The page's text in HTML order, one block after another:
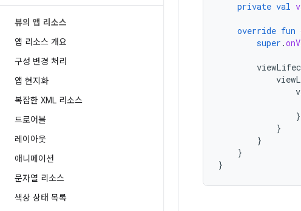
뷰의 앱 리소스
앱 리소스 개요
구성 변경 처리
앱 현지화
복잡한 XML 리소스
드로어블
레이아웃
애니메이션
문자열 리소스
색상 상태 목록
private val
override fun
super .
}
}
}
}
}